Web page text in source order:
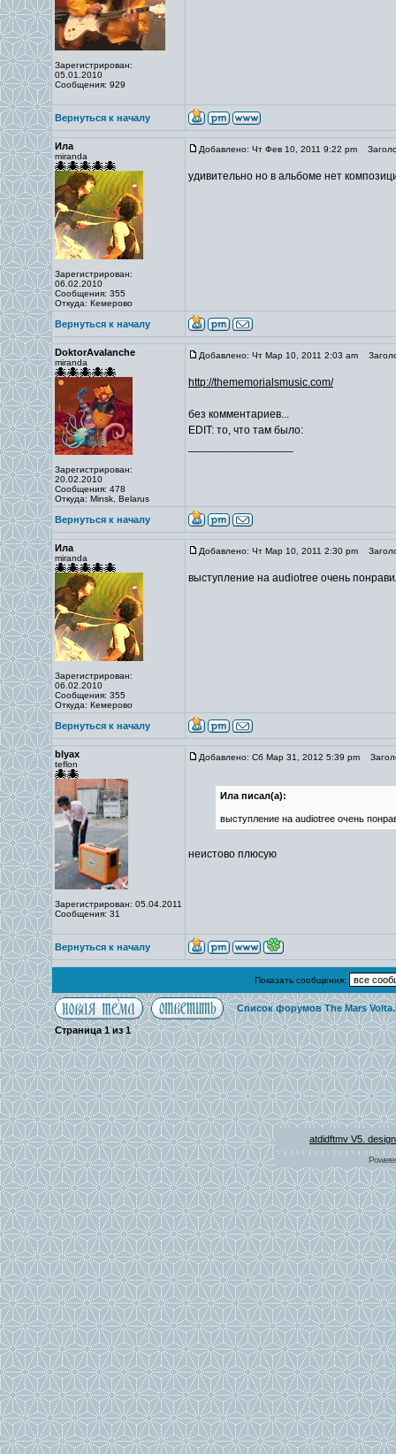
Зарегистрирован:
05.01.2010
Сообщения: 929
Вернуться к началу
Ила
miranda
Зарегистрирован:
06.02.2010
Сообщения: 355
Откуда: Кемерово
Добавлено: Чт Фев 10, 2011 9:22 pm
удивительно но в альбоме нет
Вернуться к началу
DoktorAvalanche
miranda
Зарегистрирован:
20.02.2010
Сообщения: 478
Откуда: Minsk, Belarus
Добавлено: Чт Мар 10, 2011 2:03 am
http://thememorialsmusic.com/
без комментариев...
EDIT: то, что там было:
Вернуться к началу
Ила
miranda
Зарегистрирован:
06.02.2010
Сообщения: 355
Откуда: Кемерово
Добавлено: Чт Мар 10, 2011 2:30 pm
выступление на audiotree очень
Вернуться к началу
blyax
teflon
Зарегистрирован: 05.04.2011
Сообщения: 31
Добавлено: Сб Мар 31, 2012 5:39 pm
Ила писал(а):
выступление на audiotree очень
неистово плюсую
Вернуться к началу
Показать сообщения:
Список форумов The Mars
Страница1из1
atdidftmv V5.